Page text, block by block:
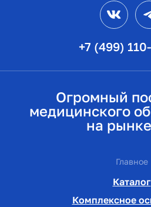
+7 (499)
VK
Огромный
медицинского
на
Главное
Каталог
Комплексное